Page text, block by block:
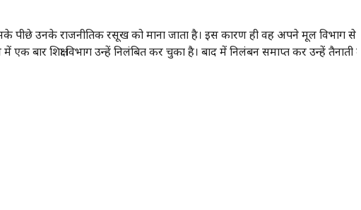
इसके पीछे उनके राजनीतिक रसूख को माना जाता है। इस कारण ही वह अपने मूल विभाग
एक बार शिक्षा विभाग उन्हें निलंबित कर चुका है। बाद में निलंबन समाप्त कर उन्हें तैनाती